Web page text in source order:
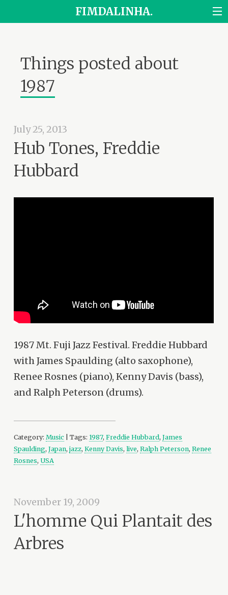
FIMDALINHA.
Things posted about
1987
July 25, 2013
Hub Tones, Freddie
Hubbard
1987 Mt. Fuji Jazz Festival. Freddie Hubbard
with James Spaulding (alto saxophone),
Renee Rosnes (piano), Kenny Davis (bass),
and Ralph Peterson (drums).
Category:Music | Tags: 1987,Freddie Hubbard,James
Spaulding,Japan,jazz,Kenny Davis,live,Ralph Peterson,Renee
Rosnes,USA
November 19, 2009
L'homme Qui Plantait des
Arbres